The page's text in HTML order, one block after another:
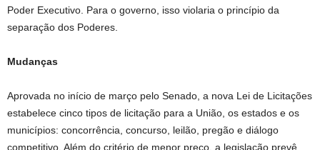
Poder Executivo. Para o governo, isso violaria o princípio da
separação dos Poderes.
Mudanças
Aprovada no início de março pelo Senado, a nova Lei de Licitações
estabelece cinco tipos de licitação para a União, os estados e os
municípios: concorrência, concurso, leilão, pregão e diálogo
competitivo. Além do critério de menor preço, a legislação prevê